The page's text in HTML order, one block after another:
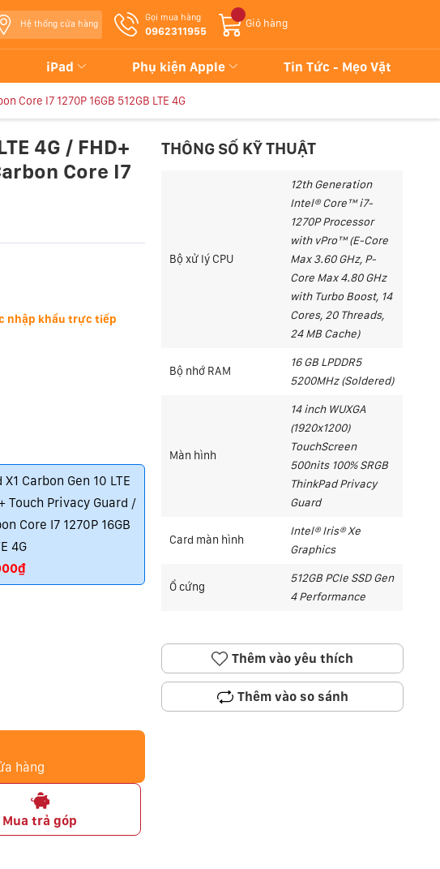
Hệ thống cửa hàng
Gọi mua hàng
0962311955
Giỏ hàng
iPad Phụ kiện Apple Tin Tức - Mẹo Vặt
Core I7 1270P 16GB 512GB LTE 4G
4G / FHD+
Core I7
nhập khẩu trực tiếp
Carbon Gen 10 LTE
Touch Privacy Guard /
Core I7 1270P 16GB
4G
hàng
Mua trả góp
THÔNG SỐ KỸ THUẬT
Bộ xử lý CPU
12th Generation
Intel® Core™ i7-
1270P Processor
with vPro™ (E-Core
Max 3.60 GHz, P-
Core Max 4.80 GHz
with Turbo Boost, 14
Cores, 20 Threads,
24 MB Cache)
Bộ nhớ RAM
16 GB LPDDR5
5200MHz (Soldered)
Màn hình
14 inch WUXGA
(1920x1200)
TouchScreen
500nits 100% SRGB
ThinkPad Privacy
Guard
Card màn hình
Intel® Iris® Xe
Graphics
Ổ cứng
512GB PCIe SSD Gen
4 Performance
Thêm vào yêu thích
Thêm vào so sánh